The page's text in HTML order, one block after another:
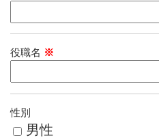
役職名 ※
性別
男性